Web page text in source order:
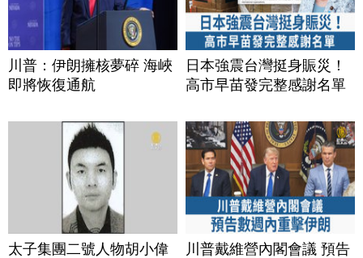
川普：伊朗擁核夢碎 海峽
即將恢復通航
日本強震台灣挺身賑災！
高市早苗發完整感謝名單
太子集團二號人物胡小偉
川普戴維營內閣會議 預告